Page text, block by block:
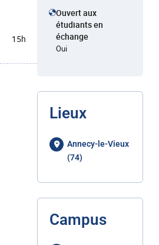
15h
Ouvert aux
étudiants en
échange
Oui
Lieux
Annecy-le-Vieux
(74)
Campus